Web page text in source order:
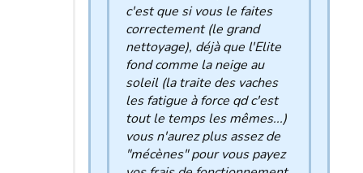
c'est que si vous le faites
correctement (le grand
nettoyage), déjà que l'Elite
fond comme la neige au
soleil (la traite des vaches
les fatigue à force qd c'est
tout le temps les mêmes...)
vous n'aurez plus assez de
"mécènes" pour vous payez